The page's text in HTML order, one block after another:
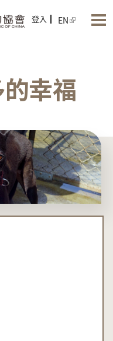
登入 EN
幸福